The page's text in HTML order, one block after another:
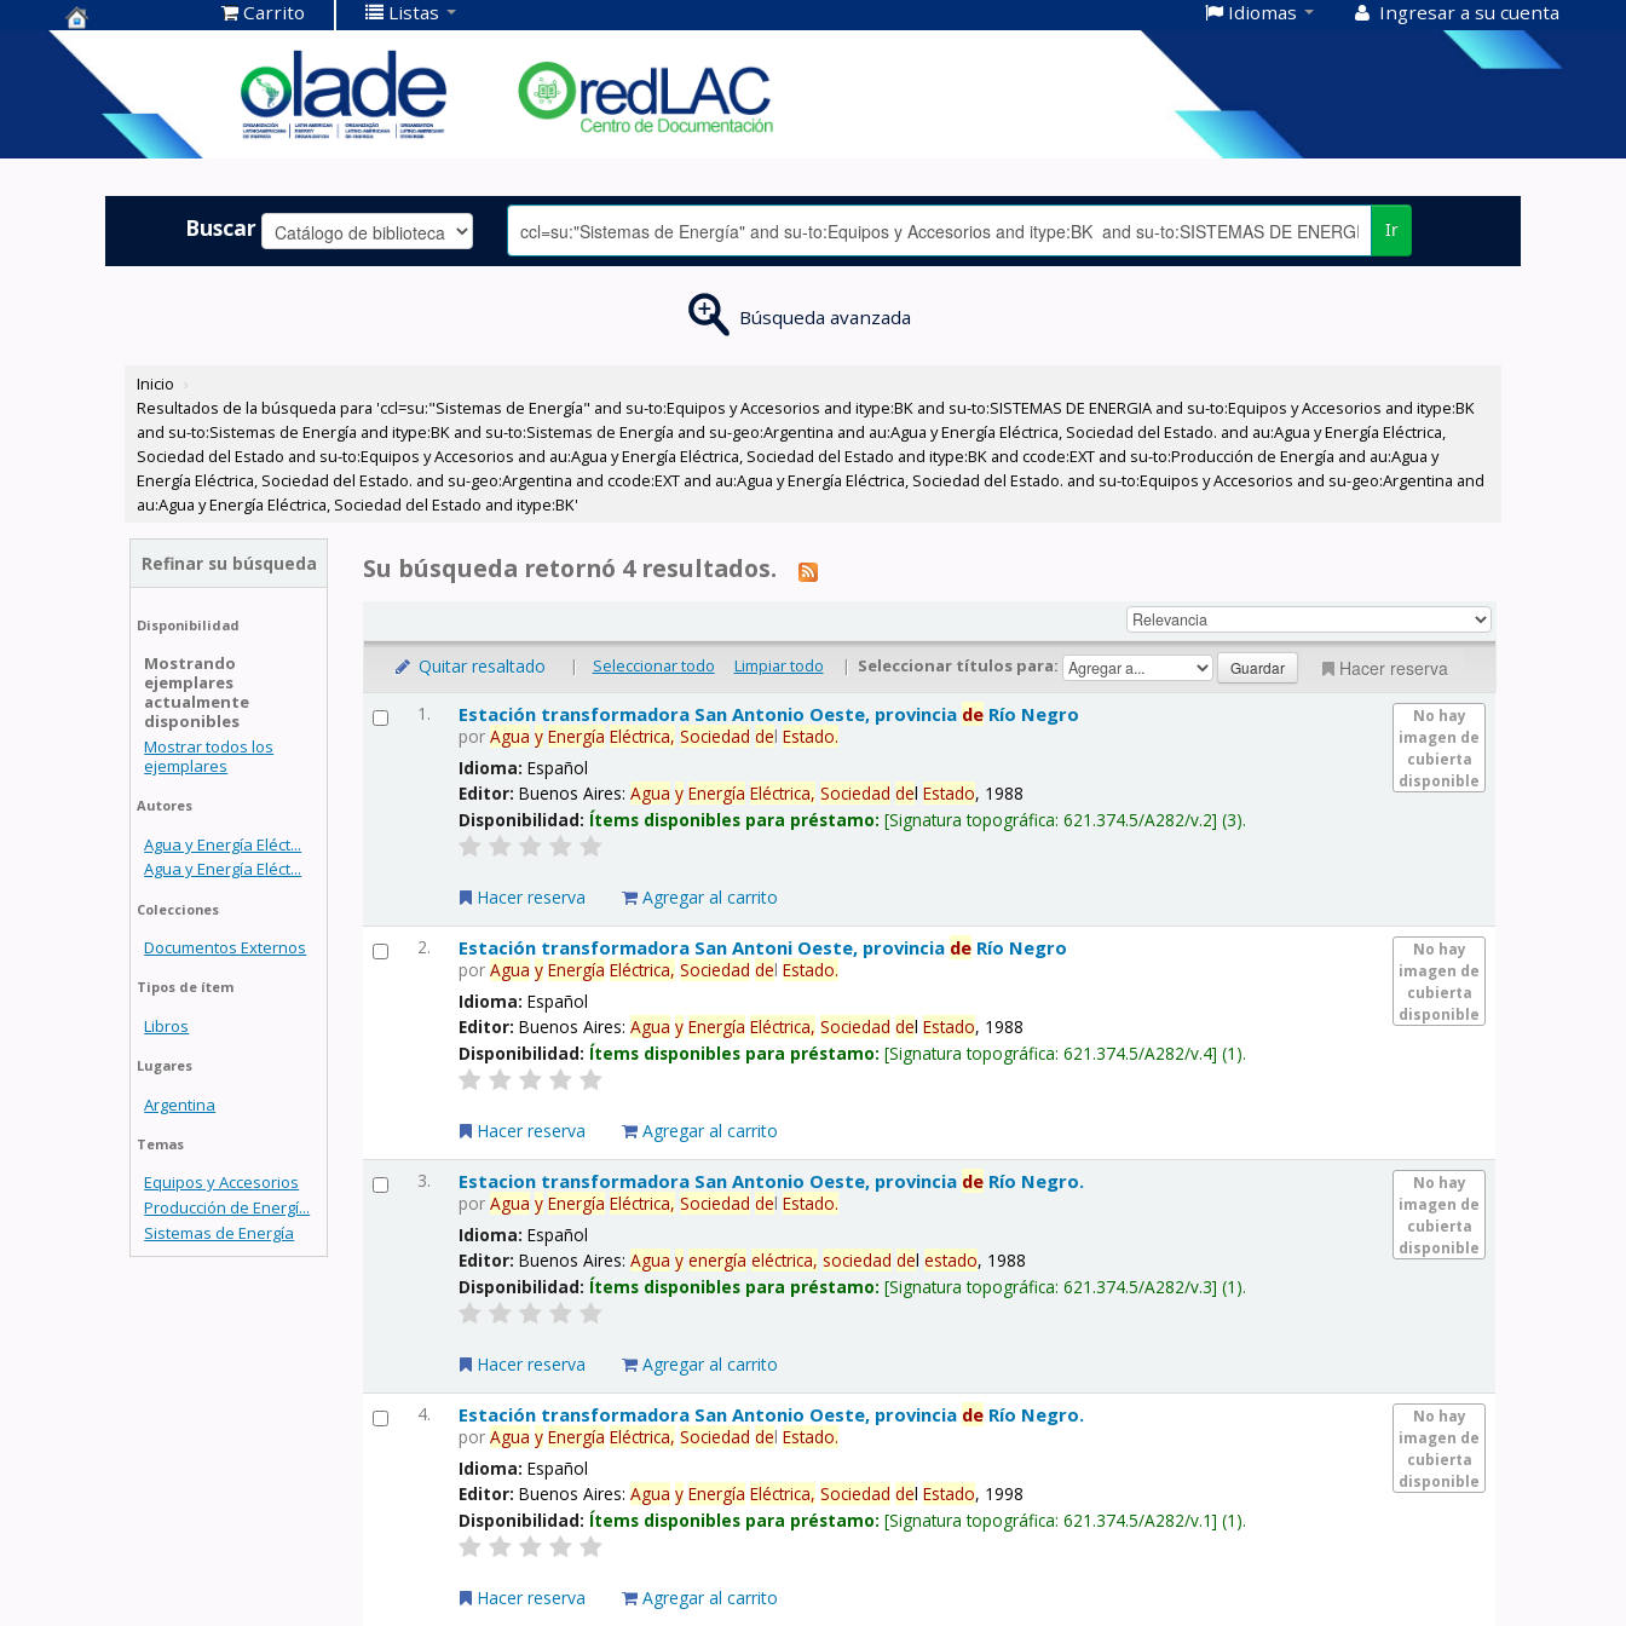
Centro de
Documentación
OLADE -
Carrito Listas Idiomas Ingresar a su cuenta
Buscar Ir
Búsqueda avanzada
Inicio ›
Resultados de la búsqueda para 'ccl=su:"Sistemas de Energía" and su-to:Equipos y Accesorios and itype:BK and su-to:SISTEMAS DE ENERGIA and su-to:Equipos y Accesorios and itype:BK
and su-to:Sistemas de Energía and itype:BK and su-to:Sistemas de Energía and su-geo:Argentina and au:Agua y Energía Eléctrica, Sociedad del Estado. and au:Agua y Energía Eléctrica,
Sociedad del Estado and su-to:Equipos y Accesorios and au:Agua y Energía Eléctrica, Sociedad del Estado and itype:BK and ccode:EXT and su-to:Producción de Energía and au:Agua y
Energía Eléctrica, Sociedad del Estado. and su-geo:Argentina and ccode:EXT and au:Agua y Energía Eléctrica, Sociedad del Estado. and su-to:Equipos y Accesorios and su-geo:Argentina and
au:Agua y Energía Eléctrica, Sociedad del Estado and itype:BK'
Refinar su búsqueda
Disponibilidad
Mostrando
ejemplares
actualmente
disponibles
Mostrar todos los
ejemplares
Autores
Agua y Energía Eléct...
Agua y Energía Eléct...
Colecciones
Documentos Externos
Tipos de ítem
Libros
Lugares
Argentina
Temas
Equipos y Accesorios
Producción de Energí...
Sistemas de Energía
Su búsqueda retornó 4 resultados.
Quitar resaltado | Seleccionar todo Limpiar todo | Seleccionar títulos para: Hacer reserva
1.
No hay
imagen de
cubierta
disponible
Estación transformadora San Antonio Oeste, provincia de Río Negro
porAgua y Energía Eléctrica, Sociedad delEstado.
Idioma:Español
Editor:Buenos Aires:Agua y Energía Eléctrica, Sociedad delEstado, 1988
Disponibilidad: Ítems disponibles para préstamo: Signatura topográfica:621.374.5/A282/v.2 (3).
Hacer reserva Agregar al carrito
2.
No hay
imagen de
cubierta
disponible
Estación transformadora San Antoni Oeste, provincia de Río Negro
porAgua y Energía Eléctrica, Sociedad delEstado.
Idioma:Español
Editor:Buenos Aires:Agua y Energía Eléctrica, Sociedad delEstado, 1988
Disponibilidad: Ítems disponibles para préstamo: Signatura topográfica:621.374.5/A282/v.4 (1).
Hacer reserva Agregar al carrito
3.
No hay
imagen de
cubierta
disponible
Estacion transformadora San Antonio Oeste, provincia de Río Negro.
porAgua y Energía Eléctrica, Sociedad delEstado.
Idioma:Español
Editor:Buenos Aires:Agua y energía eléctrica, sociedad delestado, 1988
Disponibilidad: Ítems disponibles para préstamo: Signatura topográfica:621.374.5/A282/v.3 (1).
Hacer reserva Agregar al carrito
4.
No hay
imagen de
cubierta
disponible
Estación transformadora San Antonio Oeste, provincia de Río Negro.
porAgua y Energía Eléctrica, Sociedad delEstado.
Idioma:Español
Editor:Buenos Aires:Agua y Energía Eléctrica, Sociedad delEstado, 1998
Disponibilidad: Ítems disponibles para préstamo: Signatura topográfica:621.374.5/A282/v.1 (1).
Hacer reserva Agregar al carrito